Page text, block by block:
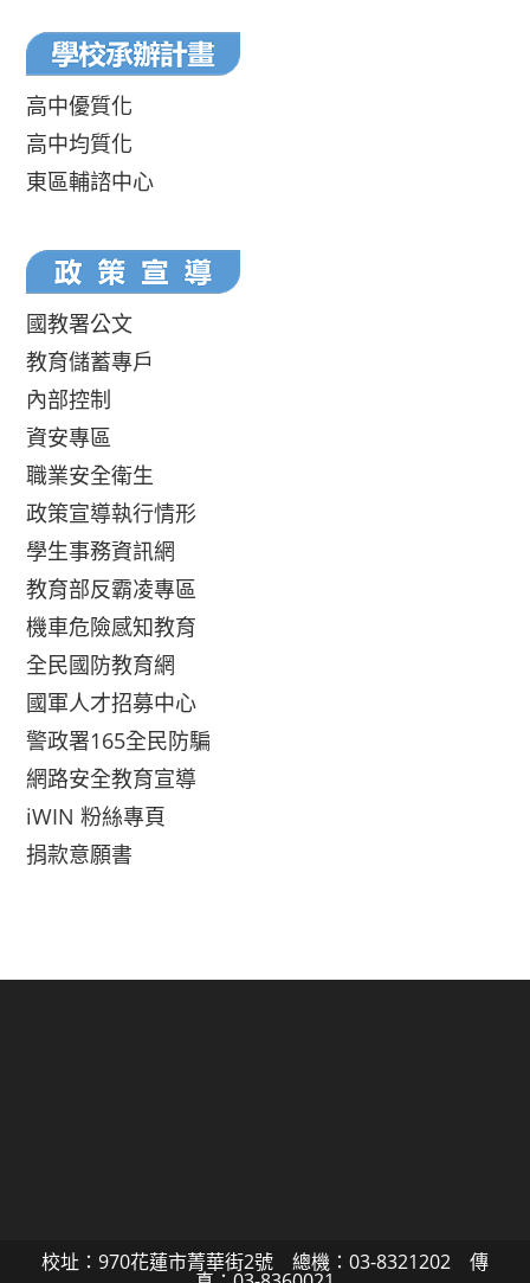
高中優質化
高中均質化
東區輔諮中心
國教署公文
教育儲蓄專戶
內部控制
資安專區
職業安全衛生
政策宣導執行情形
學生事務資訊網
教育部反霸凌專區
機車危險感知教育
全民國防教育網
國軍人才招募中心
警政署165全民防騙
網路安全教育宣導
iWIN 粉絲專頁
捐款意願書
校址：970花蓮市菁華街2號 總機：03-8321202 傳